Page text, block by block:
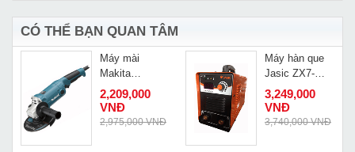
CÓ THỂ BẠN QUAN TÂM
Máy mài
Makita
GA6020
2,209,000
VNĐ
2,975,000 VNĐ
Máy hàn que
Jasic ZX7-
250E
3,249,000
VNĐ
3,740,000 VNĐ